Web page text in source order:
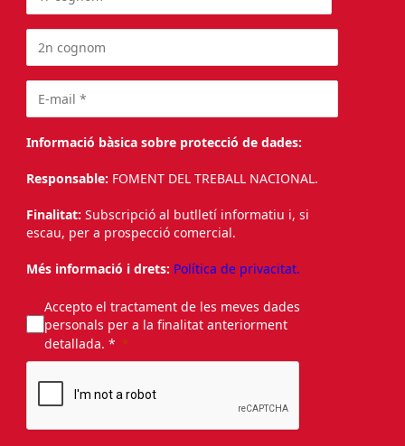
Informació bàsica sobre protecció de dades:
Responsable: FOMENT DEL TREBALL NACIONAL.
Finalitat: Subscripció al butlletí informatiu i, si
escau, per a prospecció comercial.
Més informació i drets: Política de privacitat.
Accepto el tractament de les meves dades
personals per a la finalitat anteriorment
detallada. *